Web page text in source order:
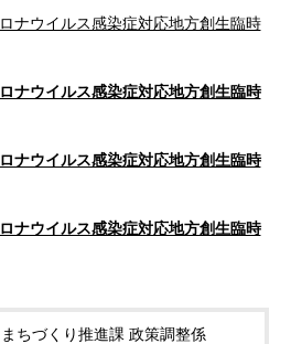
ナウイルス感染症対応地方創生臨時
ナウイルス感染症対応地方創生臨時
ナウイルス感染症対応地方創生臨時
ナウイルス感染症対応地方創生臨時
まちづくり推進課 政策調整係